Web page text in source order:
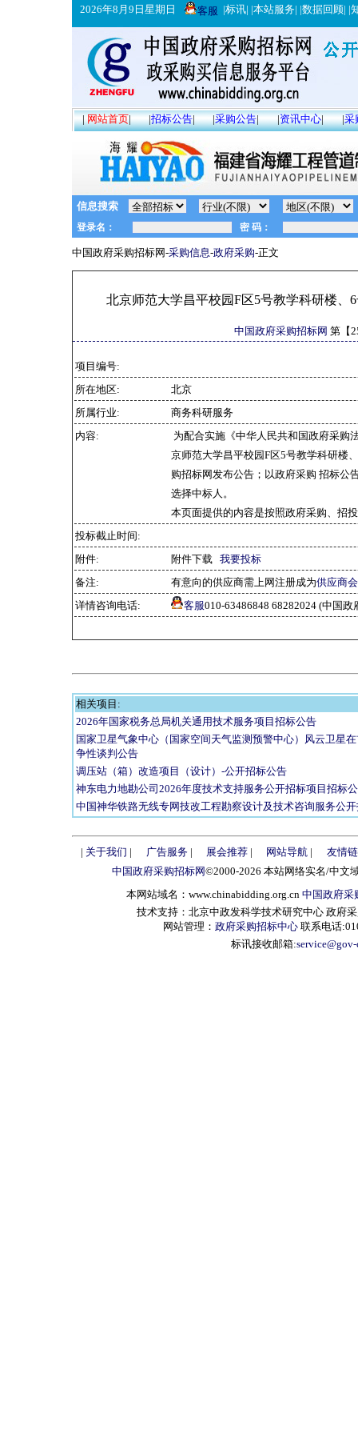
2026年8月9日星期日 客服 |标讯| |本站服务| |数据回顾| |
|网站首页| |招标公告| |采购公告| |资讯中心| |采
信息搜索
中国政府采购招标网-采购信息-政府采购-正文
北京师范大学昌平校园F区5号教学科研楼
中国政府采购招标网 第【
项目编号:
所在地区:
北京
所属行业:
商务科研服务
内容:
为配合实施《中华人民共和国政府采购
京师范大学昌平校园F区5号教学科研楼
购招标网发布公告；以政府采购 招标公
选择中标人。
本页面提供的内容是按照政府采购、招
投标截止时间:
附件:
附件下载 我要投标
备注:
有意向的供应商需上网注册成为供应商
详情咨询电话:
客服010-63486848 68282024 (中国
相关项目:
2026年国家税务总局机关通用技术服务项目招标公告
国家卫星气象中心（国家空间天气监测预警中心）风云卫星
争性谈判公告
调压站（箱）改造项目（设计）-公开招标公告
神东电力地勘公司2026年度技术支持服务公开招标项目招标
中国神华铁路无线专网技改工程勘察设计及技术咨询服务公
| 关于我们 | 广告服务| 展会推荐| 网站导航 |
友情
中国政府采购招标网©2000-2026 本站网络实名/中文
本网站域名：www.chinabidding.org.cn 中国政府采
技术支持：北京中政发科学技术研究中心 政府
网站管理： 政府采购招标中心 联系电话
标讯接收邮箱: